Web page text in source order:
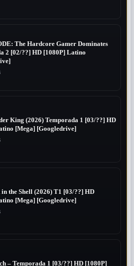
The Hardcore Gamer Dominates
2 [02/??] HD [1080P] Latino
King (2026) Temporada 1 [03/??] HD
[Mega] [Googledrive]
in the Shell (2026) T1 [03/??] HD
[Mega] [Googledrive]
– Temporada 1 [03/??] HD [1080P]